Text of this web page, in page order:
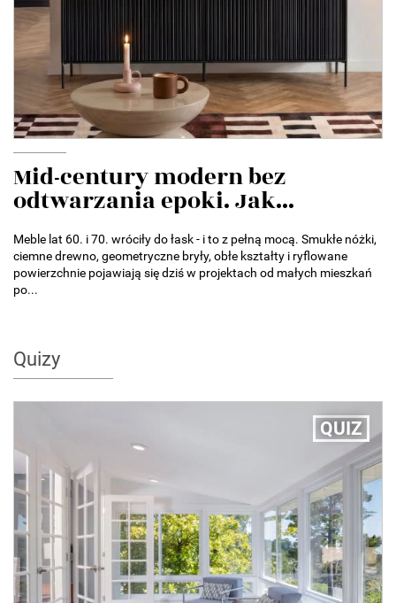
Mid-century modern bez
odtwarzania epoki. Jak...
Meble lat 60. i 70. wróciły do łask - i to z pełną mocą. Smukłe nóżki,
ciemne drewno, geometryczne bryły, obłe kształty i ryflowane
powierzchnie pojawiają się dziś w projektach od małych mieszkań
po...
Quizy
QUIZ